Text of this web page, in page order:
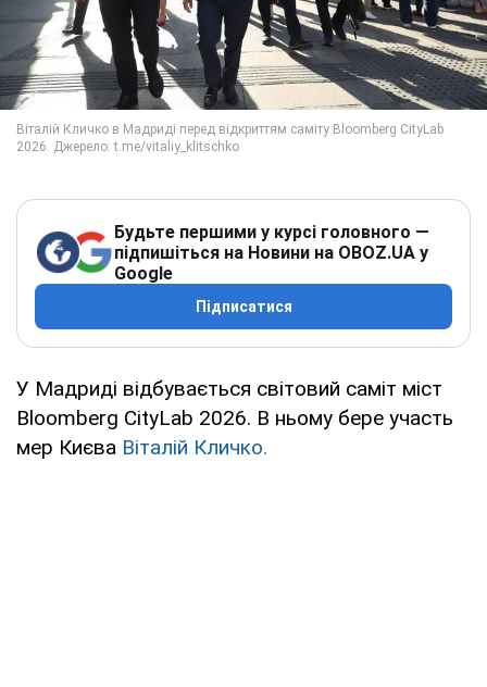
Будьте першими у курсі головного —
підпишіться на Новини на OBOZ.UA у
Google
Підписатися
У Мадриді відбувається світовий саміт міст
Bloomberg CityLab 2026. В ньому бере участь
мер Києва Віталій Кличко.